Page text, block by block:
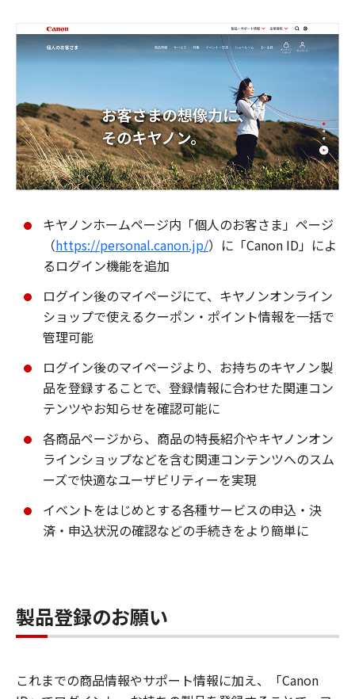
キヤノンホームページ内「個人のお客さま」ページ
（https://personal.canon.jp/）に「Canon ID」によ
るログイン機能を追加
ログイン後のマイページにて、キヤノンオンライン
ショップで使えるクーポン・ポイント情報を一括で
管理可能
ログイン後のマイページより、お持ちのキヤノン製
品を登録することで、登録情報に合わせた関連コン
テンツやお知らせを確認可能に
各商品ページから、商品の特長紹介やキヤノンオン
ラインショップなどを含む関連コンテンツへのスム
ーズで快適なユーザビリティーを実現
イベントをはじめとする各種サービスの申込・決
済・申込状況の確認などの手続きをより簡単に
製品登録のお願い
これまでの商品情報やサポート情報に加え、「Canon